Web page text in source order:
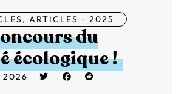
, ARTICLES - 2025
du
écologique !
2026